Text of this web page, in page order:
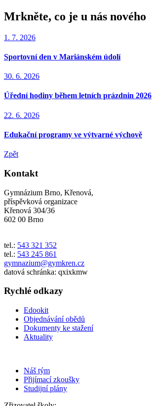
Mrkněte, co je u nás nového
1. 7. 2026
Sportovní den v Mariánském údolí
30. 6. 2026
Úřední hodiny během letních prázdnin 2026
22. 6. 2026
Edukační programy ve výtvarné výchově
Zpět
Kontakt
Gymnázium Brno, Křenová,
příspěvková organizace
Křenová 304/36
602 00 Brno
tel.: 543 321 352
tel.: 543 245 861
gymnazium@gymkren.cz
datová schránka: qxixkmw
Rychlé odkazy
Edookit
Objednávání obědů
Dokumenty ke stažení
Aktuality
Náš tým
Přijímací zkoušky
Studijní plány